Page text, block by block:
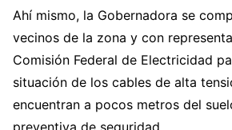
Ahí mismo, la Gobernadora se
vecinos de la zona y con
Comisión Federal de Electricidad
situación de los cables de alta
encuentran a pocos metros del
preventiva de seguridad.